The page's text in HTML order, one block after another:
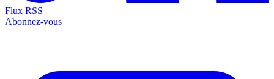
Flux RSS
Abonnez-vous